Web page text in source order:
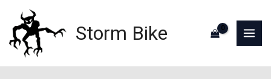
contenu
Storm Bike